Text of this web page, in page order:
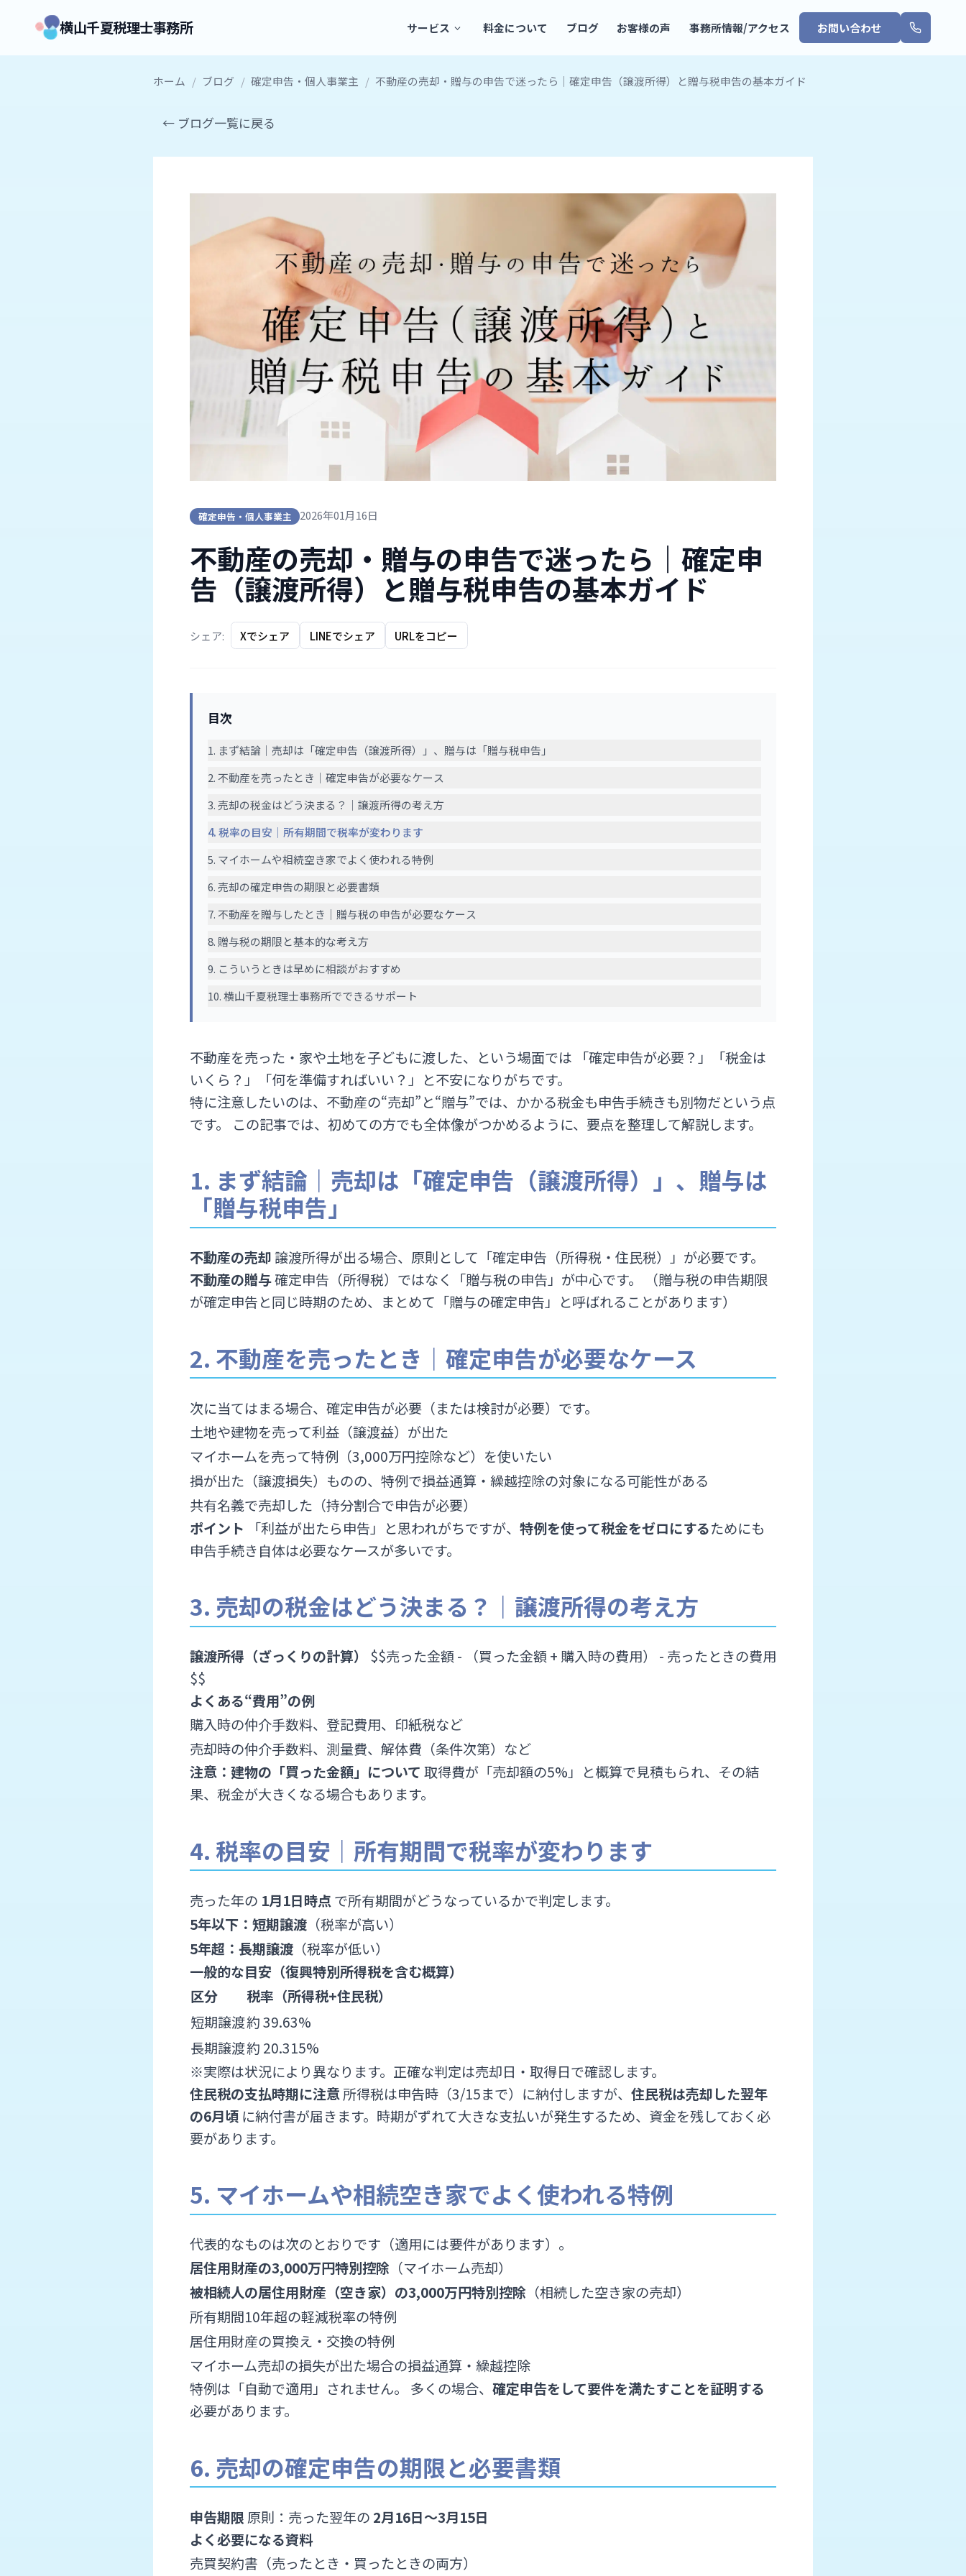
横山千夏税理士事務所 サービス 料金について ブログ お客様の声 事務所情報/アクセス お問い合わせ
ホーム / ブログ / 確定申告・個人事業主 / 不動産の売却・贈与の申告で迷ったら｜確定申告（譲渡所得）と贈与税申告の基本ガイド
← ブログ一覧に戻る
確定申告・個人事業主 2026年01月16日
不動産の売却・贈与の申告で迷ったら｜確定申
告（譲渡所得）と贈与税申告の基本ガイド
シェア: Xでシェア LINEでシェア URLをコピー
目次
1. まず結論｜売却は「確定申告（譲渡所得）」、贈与は「贈与税申告」
2. 不動産を売ったとき｜確定申告が必要なケース
3. 売却の税金はどう決まる？｜譲渡所得の考え方
4. 税率の目安｜所有期間で税率が変わります
5. マイホームや相続空き家でよく使われる特例
6. 売却の確定申告の期限と必要書類
7. 不動産を贈与したとき｜贈与税の申告が必要なケース
8. 贈与税の期限と基本的な考え方
9. こういうときは早めに相談がおすすめ
10. 横山千夏税理士事務所でできるサポート
不動産を売った・家や土地を子どもに渡した、という場面では 「確定申告が必要？」「税金は
いくら？」「何を準備すればいい？」と不安になりがちです。
特に注意したいのは、不動産の“売却”と“贈与”では、かかる税金も申告手続きも別物だという点
です。 この記事では、初めての方でも全体像がつかめるように、要点を整理して解説します。
1. まず結論｜売却は「確定申告（譲渡所得）」、贈与は
「贈与税申告」
不動産の売却譲渡所得が出る場合、原則として「確定申告（所得税・住民税）」が必要です。
不動産の贈与確定申告（所得税）ではなく「贈与税の申告」が中心です。 （贈与税の申告期限
が確定申告と同じ時期のため、まとめて「贈与の確定申告」と呼ばれることがあります）
2. 不動産を売ったとき｜確定申告が必要なケース
次に当てはまる場合、確定申告が必要（または検討が必要）です。
土地や建物を売って利益（譲渡益）が出た
マイホームを売って特例（3,000万円控除など）を使いたい
損が出た（譲渡損失）ものの、特例で損益通算・繰越控除の対象になる可能性がある
共有名義で売却した（持分割合で申告が必要）
ポイント 「利益が出たら申告」と思われがちですが、 特例を使って税金をゼロにするためにも
申告手続き自体は必要なケースが多いです。
3. 売却の税金はどう決まる？｜譲渡所得の考え方
譲渡所得（ざっくりの計算）
$$売った金額 - （買った金額 + 購入時の費用） - 売ったときの費用
$$
よくある“費用”の例
購入時の仲介手数料、登記費用、印紙税など
売却時の仲介手数料、測量費、解体費（条件次第）など
注意：建物の「買った金額」について 取得費が「売却額の5%」と概算で見積もられ、その結
果、税金が大きくなる場合もあります。
4. 税率の目安｜所有期間で税率が変わります
売った年の 1月1日時点 で所有期間がどうなっているかで判定します。
5年以下：短期譲渡 （税率が高い）
5年超：長期譲渡 （税率が低い）
一般的な目安（復興特別所得税を含む概算）
区分
税率（所得税+住民税）
短期譲渡約 39.63%
長期譲渡約 20.315%
※実際は状況により異なります。正確な判定は売却日・取得日で確認します。
住民税の支払時期に注意所得税は申告時（3/15まで）に納付しますが、 住民税は売却した翌年
の6月頃 に納付書が届きます。時期がずれて大きな支払いが発生するため、資金を残しておく必
要があります。
5. マイホームや相続空き家でよく使われる特例
代表的なものは次のとおりです（適用には要件があります）。
居住用財産の3,000万円特別控除 （マイホーム売却）
被相続人の居住用財産（空き家）の3,000万円特別控除 （相続した空き家の売却）
所有期間10年超の軽減税率の特例
居住用財産の買換え・交換の特例
マイホーム売却の損失が出た場合の損益通算・繰越控除
特例は「自動で適用」されません。 多くの場合、 確定申告をして要件を満たすことを証明する
必要があります。
6. 売却の確定申告の期限と必要書類
申告期限 原則：売った翌年の 2月16日〜3月15日
よく必要になる資料
売買契約書（売ったとき・買ったときの両方）